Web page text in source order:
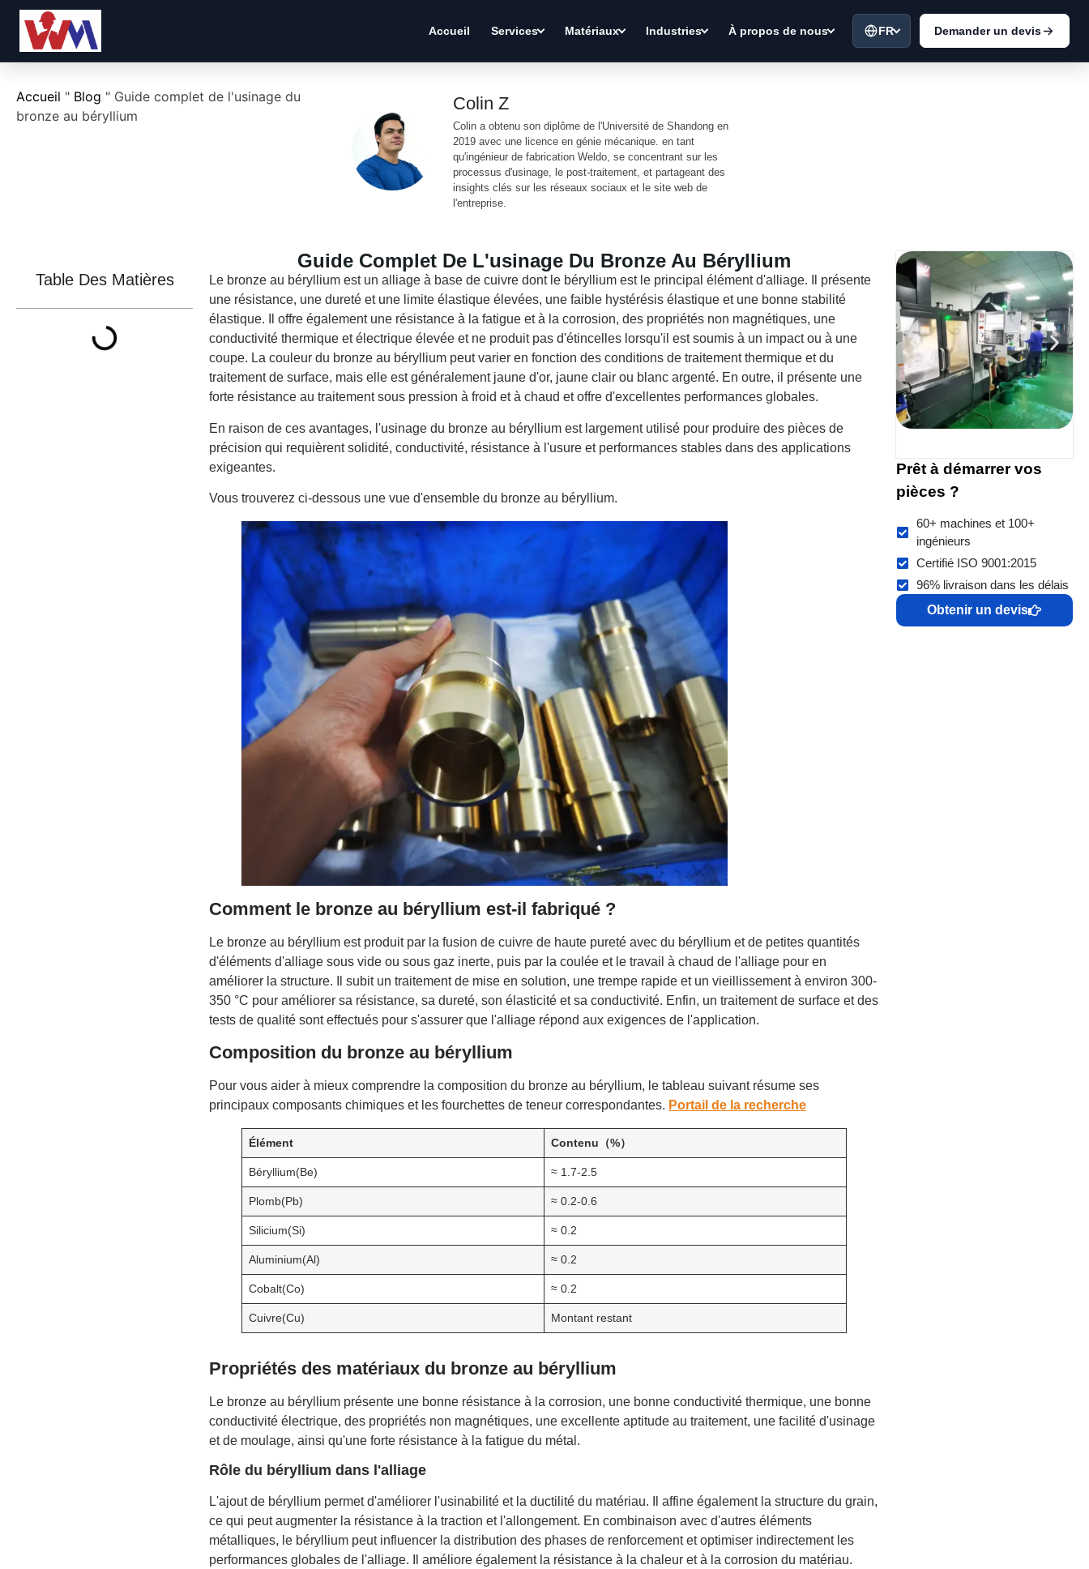
Accueil Services Matériaux Industries À propos de nous FR Demander un devis
Accueil " Blog " Guide complet de l'usinage du
bronze au béryllium
Colin Z
Colin a obtenu son diplôme de l'Université de Shandong en
2019 avec une licence en génie mécanique. en tant
qu'ingénieur de fabrication Weldo, se concentrant sur les
processus d'usinage, le post-traitement, et partageant des
insights clés sur les réseaux sociaux et le site web de
l'entreprise.
Table Des Matières
Guide Complet De L'usinage Du Bronze Au Béryllium
Le bronze au béryllium est un alliage à base de cuivre dont le béryllium est le principal élément d'alliage. Il présente
une résistance, une dureté et une limite élastique élevées, une faible hystérésis élastique et une bonne stabilité
élastique. Il offre également une résistance à la fatigue et à la corrosion, des propriétés non magnétiques, une
conductivité thermique et électrique élevée et ne produit pas d'étincelles lorsqu'il est soumis à un impact ou à une
coupe. La couleur du bronze au béryllium peut varier en fonction des conditions de traitement thermique et du
traitement de surface, mais elle est généralement jaune d'or, jaune clair ou blanc argenté. En outre, il présente une
forte résistance au traitement sous pression à froid et à chaud et offre d'excellentes performances globales.
En raison de ces avantages, l'usinage du bronze au béryllium est largement utilisé pour produire des pièces de
précision qui requièrent solidité, conductivité, résistance à l'usure et performances stables dans des applications
exigeantes.
Vous trouverez ci-dessous une vue d'ensemble du bronze au béryllium.
Comment le bronze au béryllium est-il fabriqué ?
Le bronze au béryllium est produit par la fusion de cuivre de haute pureté avec du béryllium et de petites quantités
d'éléments d'alliage sous vide ou sous gaz inerte, puis par la coulée et le travail à chaud de l'alliage pour en
améliorer la structure. Il subit un traitement de mise en solution, une trempe rapide et un vieillissement à environ 300-
350 °C pour améliorer sa résistance, sa dureté, son élasticité et sa conductivité. Enfin, un traitement de surface et des
tests de qualité sont effectués pour s'assurer que l'alliage répond aux exigences de l'application.
Composition du bronze au béryllium
Pour vous aider à mieux comprendre la composition du bronze au béryllium, le tableau suivant résume ses
principaux composants chimiques et les fourchettes de teneur correspondantes. Portail de la recherche
Élément Contenu（%）
Béryllium(Be) ≈ 1.7-2.5
Plomb(Pb) ≈ 0.2-0.6
Silicium(Si) ≈ 0.2
Aluminium(Al) ≈ 0.2
Cobalt(Co) ≈ 0.2
Cuivre(Cu) Montant restant
Propriétés des matériaux du bronze au béryllium
Le bronze au béryllium présente une bonne résistance à la corrosion, une bonne conductivité thermique, une bonne
conductivité électrique, des propriétés non magnétiques, une excellente aptitude au traitement, une facilité d'usinage
et de moulage, ainsi qu'une forte résistance à la fatigue du métal.
Rôle du béryllium dans l'alliage
L'ajout de béryllium permet d'améliorer l'usinabilité et la ductilité du matériau. Il affine également la structure du grain,
ce qui peut augmenter la résistance à la traction et l'allongement. En combinaison avec d'autres éléments
métalliques, le béryllium peut influencer la distribution des phases de renforcement et optimiser indirectement les
performances globales de l'alliage. Il améliore également la résistance à la chaleur et à la corrosion du matériau.
Prêt à démarrer vos
pièces ?
60+ machines et 100+
ingénieurs
Certifié ISO 9001:2015
96% livraison dans les délais
Obtenir un devis